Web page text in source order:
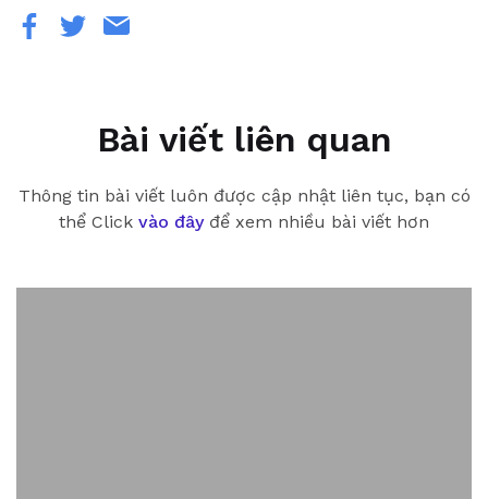
Bài viết liên quan
Thông tin bài viết luôn được cập nhật liên tục, bạn có
thể Click vào đâyđể xem nhiều bài viết hơn